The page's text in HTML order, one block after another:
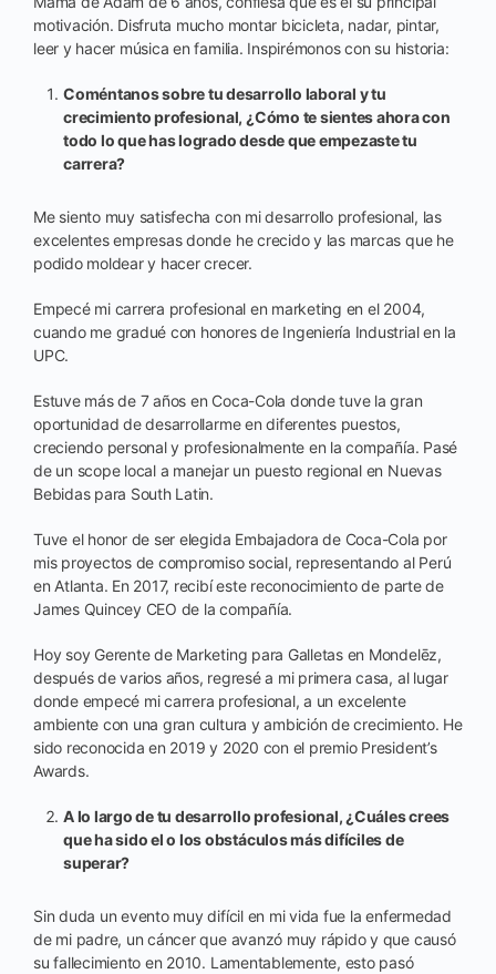
motivación. Disfruta mucho montar bicicleta, nadar, pintar,
leer y hacer música en familia. Inspirémonos con su historia:
Coméntanos sobre tu desarrollo laboral y tu
crecimiento profesional, ¿Cómo te sientes ahora con
todo lo que has logrado desde que empezaste tu
carrera?
Me siento muy satisfecha con mi desarrollo profesional, las
excelentes empresas donde he crecido y las marcas que he
podido moldear y hacer crecer.
Empecé mi carrera profesional en marketing en el 2004,
cuando me gradué con honores de Ingeniería Industrial en la
UPC.
Estuve más de 7 años en Coca-Cola donde tuve la gran
oportunidad de desarrollarme en diferentes puestos,
creciendo personal y profesionalmente en la compañía. Pasé
de un scope local a manejar un puesto regional en Nuevas
Bebidas para South Latin.
Tuve el honor de ser elegida Embajadora de Coca-Cola por
mis proyectos de compromiso social, representando al Perú
en Atlanta. En 2017, recibí este reconocimiento de parte de
James Quincey CEO de la compañía.
Hoy soy Gerente de Marketing para Galletas en Mondelēz,
después de varios años, regresé a mi primera casa, al lugar
donde empecé mi carrera profesional, a un excelente
ambiente con una gran cultura y ambición de crecimiento. He
sido reconocida en 2019 y 2020 con el premio President’s
Awards.
A lo largo de tu desarrollo profesional, ¿Cuáles crees
que ha sido el o los obstáculos más difíciles de
superar?
Sin duda un evento muy difícil en mi vida fue la enfermedad
de mi padre, un cáncer que avanzó muy rápido y que causó
su fallecimiento en 2010. Lamentablemente, esto pasó